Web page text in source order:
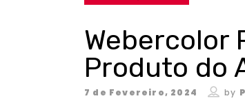
Webercolor
Produto do
7 de Fevereiro, 2024 by